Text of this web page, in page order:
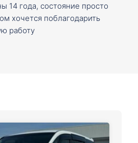
14 года, состояние просто
хочется поблагодарить
работу